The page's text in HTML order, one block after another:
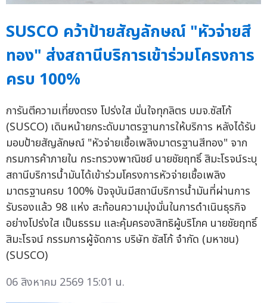
SUSCO คว้าป้ายสัญลักษณ์ "หัวจ่ายสี
ทอง" ส่งสถานีบริการเข้าร่วมโครงการ
ครบ 100%
การันตีความเที่ยงตรง โปร่งใส มั่นใจทุกลิตร บมจ.ซัสโก้
(SUSCO) เดินหน้ายกระดับมาตรฐานการให้บริการ หลังได้รับ
มอบป้ายสัญลักษณ์ "หัวจ่ายเชื้อเพลิงมาตรฐานสีทอง" จาก
กรมการค้าภายใน กระทรวงพาณิชย์ นายชัยฤทธิ์ สิมะโรจน์ระบุ
สถานีบริการน้ำมันได้เข้าร่วมโครงการหัวจ่ายเชื้อเพลิง
มาตรฐานครบ 100% ปัจจุบันมีสถานีบริการน้ำมันที่ผ่านการ
รับรองแล้ว 98 แห่ง สะท้อนความมุ่งมั่นในการดำเนินธุรกิจ
อย่างโปร่งใส เป็นธรรม และคุ้มครองสิทธิผู้บริโภค นายชัยฤทธิ์
สิมะโรจน์ กรรมการผู้จัดการ บริษัท ซัสโก้ จำกัด (มหาชน)
(SUSCO)
06 สิงหาคม 2569 15:01 น.